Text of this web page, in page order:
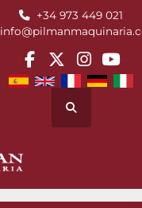
+34 973 449 021
facebook
twitter
Buscar